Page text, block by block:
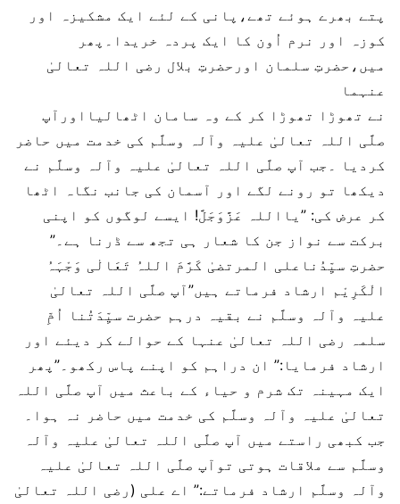
پتے بھرے ہوئے تھے،پانی کے لئے ایک مشکیزہ اور
کوزہ اور نرم اُون کا ایک پردہ خریدا۔پھر
میں،حضرتِ سلمان اورحضرتِ بلال رضی اللہ تعالیٰ
عنہما
نے تھوڑا تھوڑا کر کے وہ سامان اٹھالیااورآپ
صلَّی اللہ تعالیٰ علیہ وآلہ وسلَّم کی خدمت میں حاضر
کردیا ۔جب آپ صلَّی اللہ تعالیٰ علیہ وآلہ وسلَّم نے
دیکھا تو رونے لگے اور آسمان کی جانب نگاہ اٹھا
کر عرض کی: ”یااللہ عَزَّوَجَلَّ! ایسے لوگوں کو اپنی
برکت سے نواز جن کا شعار ہی تجھ سے ڈرنا ہے۔”
حضرتِ سیِّدُناعلی المرتضیٰ کَرَّمَ اللہُ تَعَالٰی وَجْہَہُ
الْکَرِیْم ارشاد فرماتے ہیں”آپ صلَّی اللہ تعالیٰ
علیہ وآلہ وسلَّم نے بقیہ درہم حضرت سیِّدَتُنا اُمِّ
سلمہ رضی اللہ تعالیٰ عنہا کے حوالے کر دیئے اور
ارشاد فرمایا:” ان دراہم کو اپنے پاس رکھو۔”پھر
ایک مہینہ تک شرم و حیاء کے باعث میں آپ صلَّی اللہ
تعالیٰ علیہ وآلہ وسلَّم کی خدمت میں حاضر نہ ہوا۔
جب کبھی راستے میں آپ صلَّی اللہ تعالیٰ علیہ وآلہ
وسلَّم سے ملاقات ہوتی توآپ صلَّی اللہ تعالیٰ علیہ
وآلہ وسلَّم ارشاد فرماتے:” اے علی (رضی اللہ تعالیٰ